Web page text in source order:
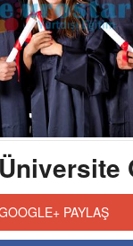
PAYLAŞ